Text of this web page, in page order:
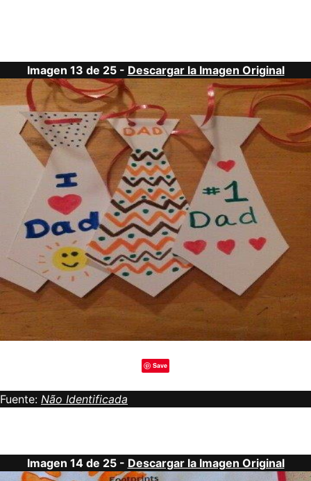
Imagen 13 de 25 - Descargar la Imagen Original
Save
Fuente: Não Identificada
Imagen 14 de 25 - Descargar la Imagen Original